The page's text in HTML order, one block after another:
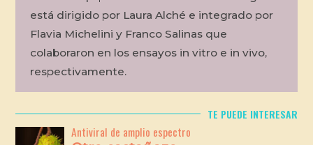
está dirigido por Laura Alché e integrado por
Flavia Michelini y Franco Salinas que
colaboraron en los ensayos in vitro e in vivo,
respectivamente.
TE PUEDE INTERESAR
Antiviral de amplio espectro